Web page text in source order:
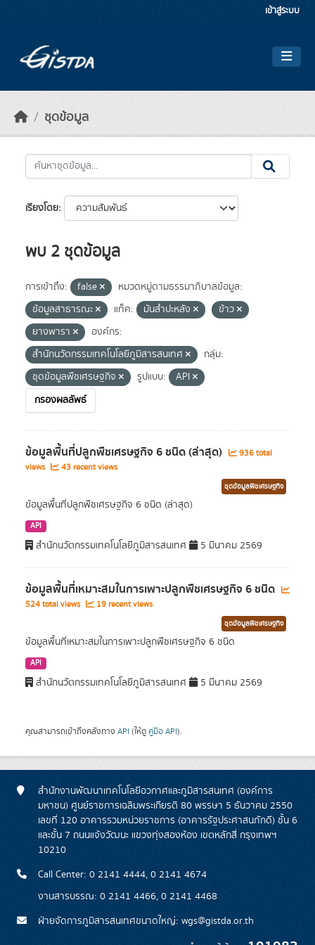
เข้าสู่ระบบ
ชุดข้อมูล
เรียงโดย
พบ 2 ชุดข้อมูล
การเข้าถึง: false
หมวดหมู่ตามธรรมาภิบาลข้อมูล:
ข้อมูลสาธารณะ
แท็ค: มันสำปะหลัง
ข้าว
ยางพารา
องค์กร:
สำนักนวัตกรรมเทคโนโลยีภูมิสารสนเทศ
กลุ่ม:
ชุดข้อมูลพืชเศรษฐกิจ
รูปแบบ:
API
กรองผลลัพธ์
ข้อมูลพื้นที่ปลูกพืชเศรษฐกิจ 6 ชนิด (ล่าสุด)
936 total
views
43 recent views
ชุดข้อมูลพืชเศรษฐกิจ
ข้อมูลพื้นที่ปลูกพืชเศรษฐกิจ 6 ชนิด (ล่าสุด)
API
สำนักนวัตกรรมเทคโนโลยีภูมิสารสนเทศ 5 มีนาคม 2569
ข้อมูลพื้นที่เหมาะสมในการเพาะปลูกพืชเศรษฐกิจ 6 ชนิด
524 total views 19 recent views
ชุดข้อมูลพืชเศรษฐกิจ
ข้อมูลพื้นที่เหมาะสมในการเพาะปลูกพืชเศรษฐกิจ 6 ชนิด
API
สำนักนวัตกรรมเทคโนโลยีภูมิสารสนเทศ 5 มีนาคม 2569
คุณสามารถเข้าถึงคลังทาง API (ให้ดู คู่มือ API).
สำนักงานพัฒนาเทคโนโลยีอวกาศและภูมิสารสนเทศ (องค์การ
มหาชน) ศูนย์ราชการเฉลิมพระเกียรติ 80 พรรษา 5 ธันวาคม 2550
เลขที่ 120 อาคารรวมหน่วยราชการ (อาคารรัฐประศาสนภักดี) ชั้น 6
และชั้น 7 ถนนแจ้งวัฒนะ แขวงทุ่งสองห้อง เขตหลักสี่ กรุงเทพฯ
10210
Call Center: 0 2141 4444, 0 2141 4674
งานสารบรรณ: 0 2141 4466, 0 2141 4468
ฝ่ายจัดการภูมิสารสนเทศขนาดใหญ่: wgs@gistda.or.th